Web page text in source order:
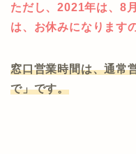
ただし、2021年は、8
は、お休みになります
窓口営業時間は、通常
で」です。